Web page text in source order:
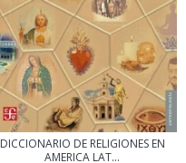
DICCIONARIO DE RELIGIONES EN
AMERICA LAT...